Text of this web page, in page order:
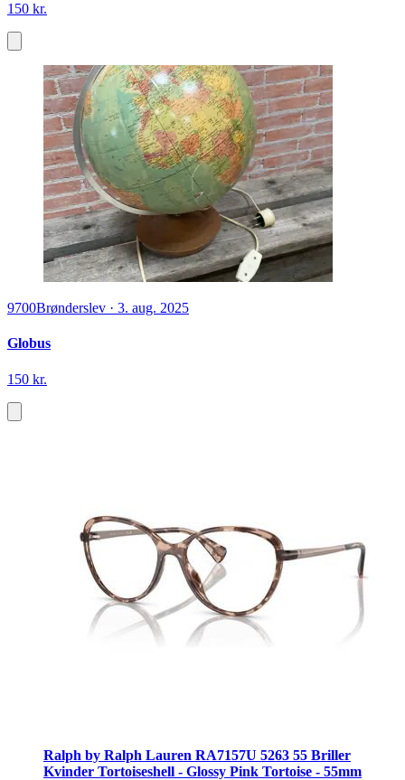
150 kr.
9700Brønderslev · 3. aug. 2025
Globus
150 kr.
Ralph by Ralph Lauren RA7157U 5263 55 Briller
Kvinder Tortoiseshell - Glossy Pink Tortoise - 55mm